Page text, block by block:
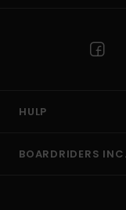
HULP
BOARDRIDERS INC.